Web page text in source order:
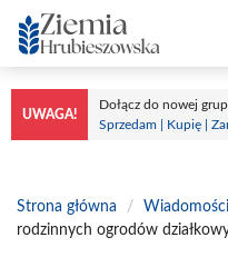
Przejdź
do
treści
UWAGA!
Dołącz do nowej
Sprzedam | Kupię |
Strona główna / Wiadomości
rodzinnych ogrodów